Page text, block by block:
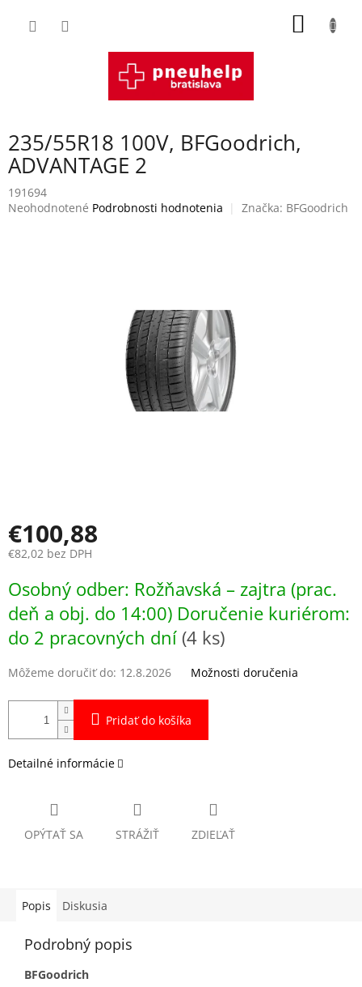
235/55R18 100V, BFGoodrich,
ADVANTAGE 2
191694
Priemerné
Neohodnotené Podrobnosti hodnotenia Značka: BFGoodrich
€100,88
€82,02 bez DPH
cena:
Osobný odber: Rožňavská – zajtra (prac.
deň a obj. do 14:00) Doručenie kuriérom:
do 2 pracovných dní (4 ks)
Môžeme doručiť do: 12.8.2026 Možnosti doručenia
Pridať do košíka
Detailné informácie
OPÝTAŤ SA STRÁŽIŤ ZDIEĽAŤ
Popis Diskusia
Podrobný popis
BFGoodrich